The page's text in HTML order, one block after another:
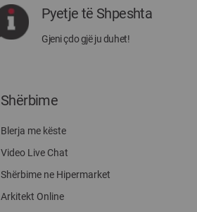
rreth
Megatek:
Pyetje të Shpeshta
Gjeni çdo gjë ju duhet!
Shërbime
Blerja me këste
Video Live Chat
Shërbime ne Hipermarket
Arkitekt Online